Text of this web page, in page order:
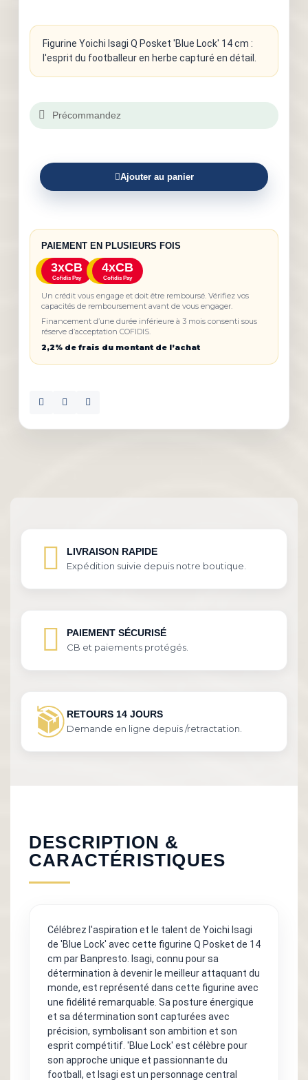
Figurine Yoichi Isagi Q Posket 'Blue Lock' 14 cm :
l'esprit du footballeur en herbe capturé en détail.
Précommandez
Ajouter au panier
PAIEMENT EN PLUSIEURS FOIS
3xCB
Cofidis Pay
4xCB
Cofidis Pay
Un crédit vous engage et doit être remboursé. Vérifiez vos
capacités de remboursement avant de vous engager.
Financement d’une durée inférieure à 3 mois consenti sous
réserve d’acceptation COFIDIS.
2,2% de frais du montant de l’achat
LIVRAISON RAPIDE
Expédition suivie depuis notre boutique.
PAIEMENT SÉCURISÉ
CB et paiements protégés.
RETOURS 14 JOURS
Demande en ligne depuis /retractation.
DESCRIPTION &
CARACTÉRISTIQUES
Célébrez l'aspiration et le talent de Yoichi Isagi
de 'Blue Lock' avec cette figurine Q Posket de 14
cm par Banpresto. Isagi, connu pour sa
détermination à devenir le meilleur attaquant du
monde, est représenté dans cette figurine avec
une fidélité remarquable. Sa posture énergique
et sa détermination sont capturées avec
précision, symbolisant son ambition et son
esprit compétitif. 'Blue Lock' est célèbre pour
son approche unique et passionnante du
football, et Isagi est un personnage central